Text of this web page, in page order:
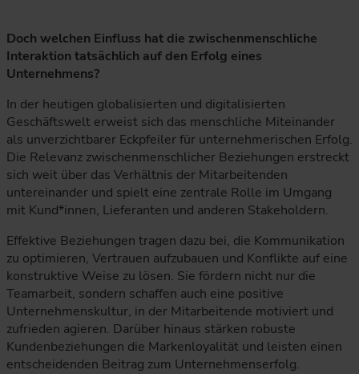
Doch welchen Einfluss hat die zwischenmenschliche
Interaktion tatsächlich auf den Erfolg eines
Unternehmens?
In der heutigen globalisierten und digitalisierten
Geschäftswelt erweist sich das menschliche Miteinander
als unverzichtbarer Eckpfeiler für unternehmerischen Erfolg.
Die Relevanz zwischenmenschlicher Beziehungen erstreckt
sich weit über das Verhältnis der Mitarbeitenden
untereinander und spielt eine zentrale Rolle im Umgang
mit Kund*innen, Lieferanten und anderen Stakeholdern.
Effektive Beziehungen tragen dazu bei, die Kommunikation
zu optimieren, Vertrauen aufzubauen und Konflikte auf eine
konstruktive Weise zu lösen. Sie fördern nicht nur die
Teamarbeit, sondern schaffen auch eine positive
Unternehmenskultur, in der Mitarbeitende motiviert und
zufrieden agieren. Darüber hinaus stärken robuste
Kundenbeziehungen die Markenloyalität und leisten einen
entscheidenden Beitrag zum Unternehmenserfolg.